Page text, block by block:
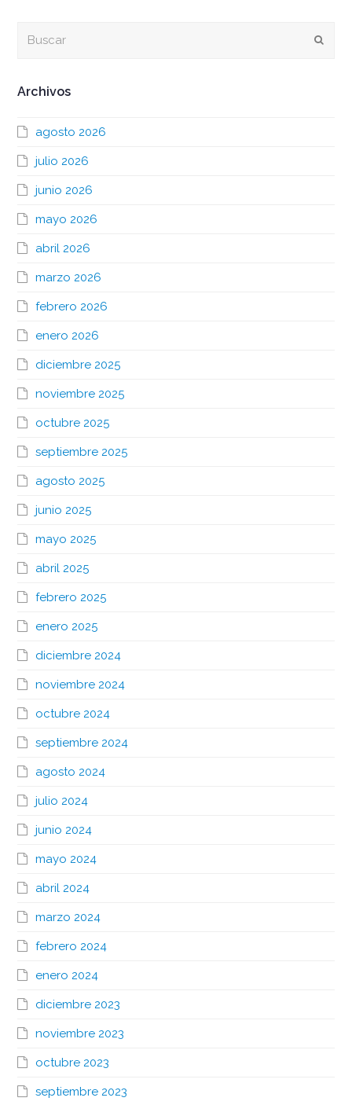
Archivos
agosto 2026
julio 2026
junio 2026
mayo 2026
abril 2026
marzo 2026
febrero 2026
enero 2026
diciembre 2025
noviembre 2025
octubre 2025
septiembre 2025
agosto 2025
junio 2025
mayo 2025
abril 2025
febrero 2025
enero 2025
diciembre 2024
noviembre 2024
octubre 2024
septiembre 2024
agosto 2024
julio 2024
junio 2024
mayo 2024
abril 2024
marzo 2024
febrero 2024
enero 2024
diciembre 2023
noviembre 2023
octubre 2023
septiembre 2023